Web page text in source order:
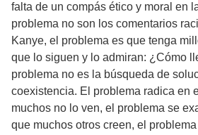
falta de un compás ético y moral en
problema no son los comentarios
Kanye, el problema es que tenga
que lo siguen y lo admiran: ¿Cómo
problema no es la búsqueda de
coexistencia. El problema radica en
muchos no lo ven, el problema se
que muchos otros creen, el